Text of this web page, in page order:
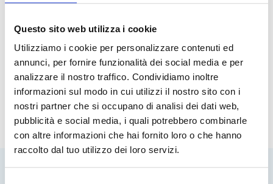
Questo sito web utilizza i cookie
Utilizziamo i cookie per personalizzare contenuti ed
annunci, per fornire funzionalità dei social media e per
analizzare il nostro traffico. Condividiamo inoltre
informazioni sul modo in cui utilizzi il nostro sito con i
nostri partner che si occupano di analisi dei dati web,
pubblicità e social media, i quali potrebbero combinarle
con altre informazioni che hai fornito loro o che hanno
raccolto dal tuo utilizzo dei loro servizi.
Al tuo servizio, in Italia e all'estero
Scopri la nostra flotta
Descrizione delviaggio